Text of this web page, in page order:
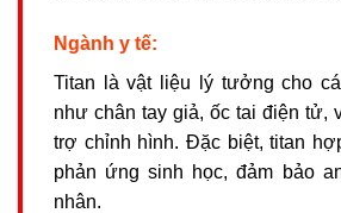
Ngành y tế:
Titan là vật liệu lý tưởng cho
như chân tay giả, ốc tai điện tử,
trợ chỉnh hình. Đặc biệt, titan
phản ứng sinh học, đảm bảo
nhân.